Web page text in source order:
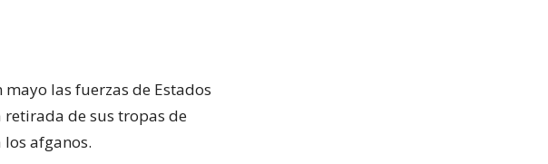
las fuerzas de Estados
retirada de sus tropas de
afganos.